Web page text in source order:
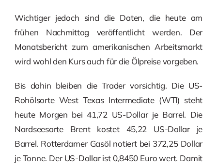
Wichtiger jedoch sind die Daten, die heute am
frühen Nachmittag veröffentlicht werden. Der
Monatsbericht zum amerikanischen Arbeitsmarkt
wird wohl den Kurs auch für die Ölpreise vorgeben.
Bis dahin bleiben die Trader vorsichtig. Die US-
Rohölsorte West Texas Intermediate (WTI) steht
heute Morgen bei 41,72 US-Dollar je Barrel. Die
Nordseesorte Brent kostet 45,22 US-Dollar je
Barrel. Rotterdamer Gasöl notiert bei 372,25 Dollar
je Tonne. Der US-Dollar ist 0,8450 Euro wert. Damit